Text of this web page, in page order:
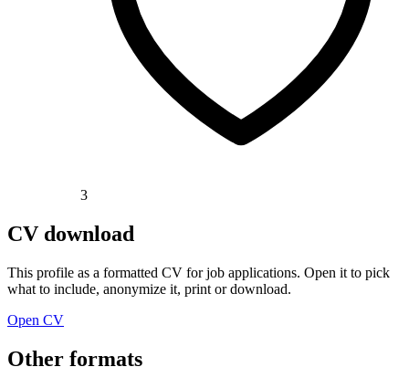
3
CV download
This profile as a formatted CV for job applications. Open it to pick
what to include, anonymize it, print or download.
Open CV
Other formats